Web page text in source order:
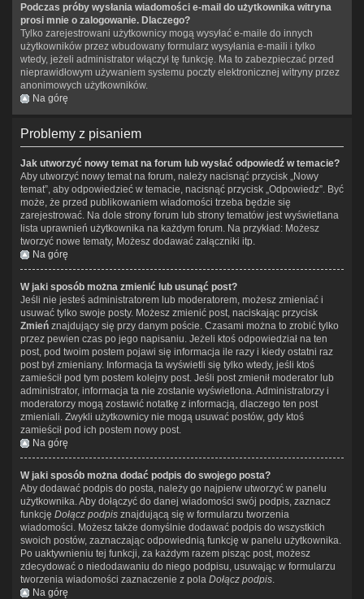
Podczas próby wysłania wiadomości e-mail do użytkownika witryna
prosi mnie o zalogowanie. Dlaczego?
Tylko zarejestrowani użytkownicy mogą wysyłać e-maile do innych
użytkowników przez wbudowany formularz wysyłania e-maili i tylko
wtedy, jeżeli administrator włączył tę funkcję. Ma to zabezpieczać przed
nieprawidłowym używaniem systemu poczty elektronicznej witryny przez
anonimowych użytkowników.
Na górę
Problemy z pisaniem
Jak utworzyć nowy temat na forum lub wysłać odpowiedź w temacie?
Aby utworzyć nowy temat na forum, należy nacisnąć przycisk „Nowy
temat”, aby odpowiedzieć w temacie, nacisnąć przycisk „Odpowiedz”. Być
może, że przed publikowaniem wiadomości trzeba będzie się
zarejestrować. Na dole strony forum lub strony tematów jest wyświetlana
lista uprawnień użytkownika na każdym forum. Na przykład: Możesz
tworzyć nowe tematy, Możesz dodawać załączniki itp.
Na górę
W jaki sposób można zmienić lub usunąć post?
Jeśli nie jesteś administratorem lub moderatorem, możesz zmieniać i
usuwać tylko swoje posty. Możesz zmienić post, naciskając przycisk
Zmień znajdujący się przy danym poście. Czasami można to zrobić tylko
przez pewien czas po jego napisaniu. Jeżeli ktoś odpowiedział na ten
post, pod twoim postem pojawi się informacja ile razy i kiedy ostatni raz
post był zmieniany. Informacja ta wyświetli się tylko wtedy, jeśli ktoś
zamieścił pod tym postem kolejny post. Jeśli post zmienił moderator lub
administrator, informacja ta nie zostanie wyświetlona. Administratorzy i
moderatorzy mogą zostawić notatkę z informacją, dlaczego ten post
zmieniali. Zwykli użytkownicy nie mogą usuwać postów, gdy ktoś
zamieścił pod ich postem nowy post.
Na górę
W jaki sposób można dodać podpis do swojego posta?
Aby dodawać podpis do posta, należy go najpierw utworzyć w panelu
użytkownika. Aby dołączyć do danej wiadomości swój podpis, zaznacz
funkcję Dołącz podpis znajdującą się w formularzu tworzenia
wiadomości. Możesz także domyślnie dodawać podpis do wszystkich
swoich postów, zaznaczając odpowiednią funkcję w panelu użytkownika.
Po uaktywnieniu tej funkcji, za każdym razem pisząc post, możesz
zdecydować o niedodawaniu do niego podpisu, usuwając w formularzu
tworzenia wiadomości zaznaczenie z pola Dołącz podpis.
Na górę